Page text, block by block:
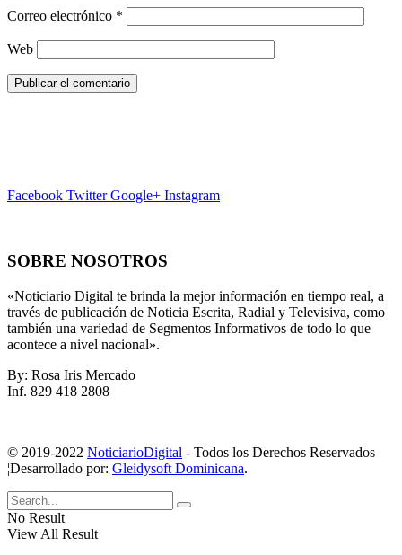
Correo electrónico *
Web
Facebook Twitter Google+ Instagram
SOBRE NOSOTROS
«Noticiario Digital te brinda la mejor información en tiempo real, a
través de publicación de Noticia Escrita, Radial y Televisiva, como
también una variedad de Segmentos Informativos de todo lo que
acontece a nivel nacional».
By: Rosa Iris Mercado
Inf. 829 418 2808
© 2019-2022 NoticiarioDigital - Todos los Derechos Reservados
¦Desarrollado por: Gleidysoft Dominicana.
No Result
View All Result